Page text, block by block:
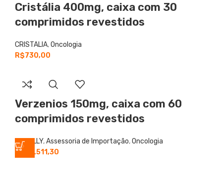
Cristália 400mg, caixa com 30
comprimidos revestidos
CRISTALIA,Oncologia
R$730,00
Verzenios 150mg, caixa com 60
comprimidos revestidos
ELY LILLY,Assessoria de Importação,Oncologia
R$
20.511,30